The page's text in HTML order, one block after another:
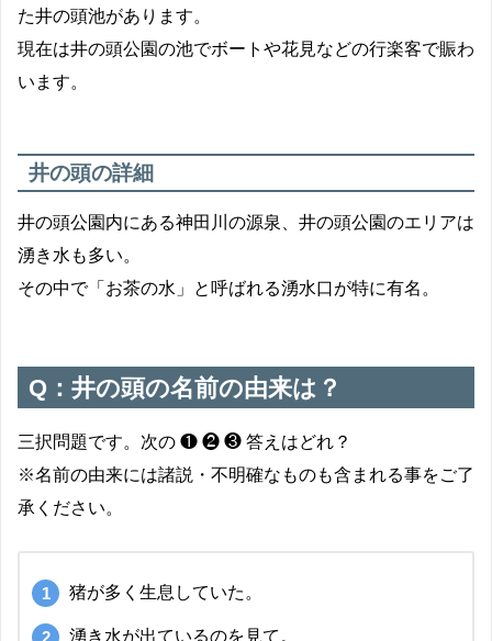
た井の頭池があります。
現在は井の頭公園の池でボートや花見などの行楽客で賑わ
います。
井の頭の詳細
井の頭公園内にある神田川の源泉、井の頭公園のエリアは
湧き水も多い。
その中で「お茶の水」と呼ばれる湧水口が特に有名。
Q：井の頭の名前の由来は？
三択問題です。次の ❶ ❷ ❸ 答えはどれ？
※名前の由来には諸説・不明確なものも含まれる事をご了
承ください。
猪が多く生息していた。
湧き水が出ているのを見て。